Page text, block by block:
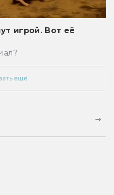
игрой. Вот её
ещё